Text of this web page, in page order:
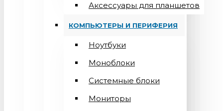
Аксессуары для планшетов
КОМПЬЮТЕРЫ И ПЕРИФЕРИЯ
Ноутбуки
Моноблоки
Системные блоки
Мониторы